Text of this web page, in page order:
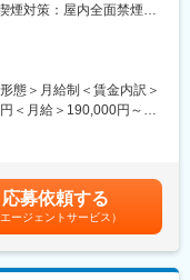
す。
社です。
等を行う当社にて、商
向けて、国内・海外か
採用していただく仕事
対策：屋内全面禁煙変
態＞月給制＜賃金内訳＞
＜月給＞190,000円～
(月額)は固定手当を含めた
応募依頼する
エージェントサービス）